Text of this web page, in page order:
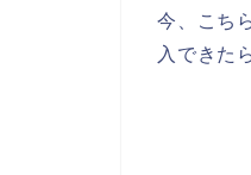
今、こち
入できた